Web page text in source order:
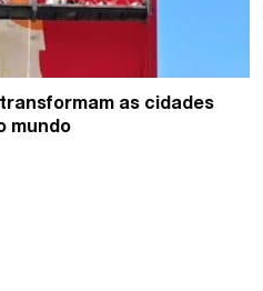
as cidades
mundo